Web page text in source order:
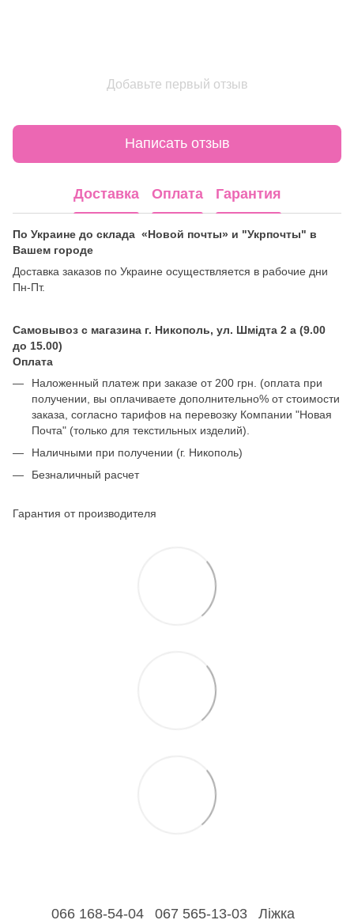
Добавьте первый отзыв
Написать отзыв
Доставка Оплата Гарантия
По Украине до склада «Новой почты» и "Укрпочты" в
Вашем городе
Доставка заказов по Украине осуществляется в рабочие дни
Пн-Пт.
Самовывоз с магазина г. Никополь, ул. Шмідта 2 а (9.00
до 15.00)
Оплата
Наложенный платеж при заказе от 200 грн. (оплата при
получении, вы оплачиваете дополнительно% от стоимости
заказа, согласно тарифов на перевозку Компании "Новая
Почта" (только для текстильных изделий).
Наличными при получении (г. Никополь)
Безналичный расчет
Гарантия от производителя
066 168-54-04 067 565-13-03 Ліжка